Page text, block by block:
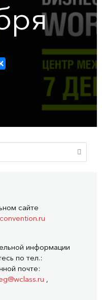
сайте
информации
по тел.:
почте:
,